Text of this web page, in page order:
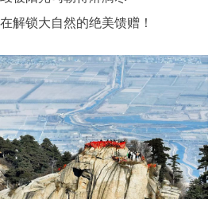
解锁大自然的绝美馈赠！